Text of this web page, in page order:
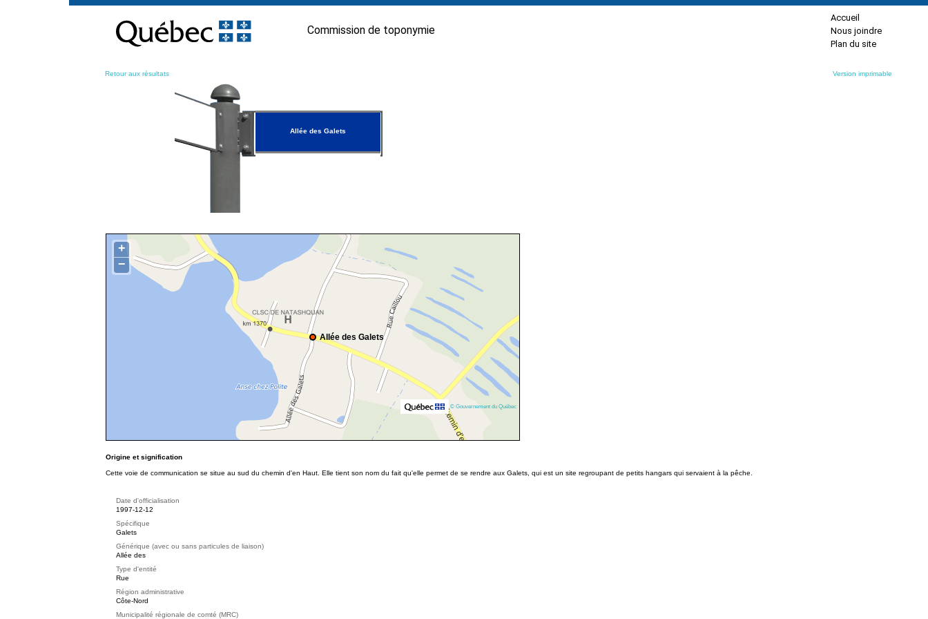
contenu
Commission de toponymie
Accueil
Nous joindre
Plan du site
Retour aux résultats Version imprimable
Allée des Galets
Allée des Galets
+
−
© Gouvernement du Québec
Origine et signification
Cette voie de communication se situe au sud du chemin d'en Haut. Elle tient son nom du fait qu'elle permet de se rendre aux Galets, qui est un site regroupant de petits hangars qui servaient à la pêche.
Date d'officialisation
1997-12-12
Spécifique
Galets
Générique (avec ou sans particules de liaison)
Allée des
Type d'entité
Rue
Région administrative
Côte-Nord
Municipalité régionale de comté (MRC)